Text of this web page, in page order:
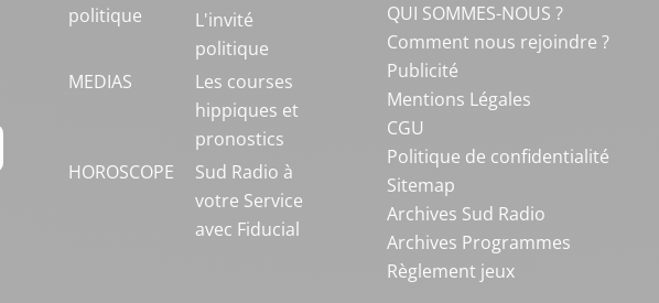
politique
L'invité
politique
MEDIAS
Les courses
hippiques et
pronostics
HOROSCOPE
Sud Radio à
votre Service
avec Fiducial
QUI SOMMES-NOUS ?
Comment nous rejoindre ?
Publicité
Mentions Légales
CGU
Politique de confidentialité
Sitemap
Archives Sud Radio
Archives Programmes
Règlement jeux